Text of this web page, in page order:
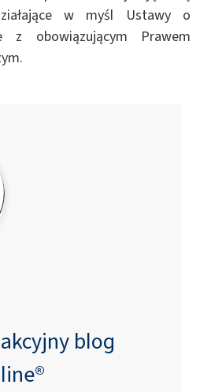
w myśl Ustawy o
z obowiązującym Prawem
blog